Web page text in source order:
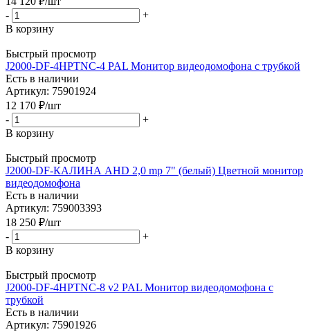
-
+
В корзину
Быстрый просмотр
J2000-DF-4HPTNC-4 PAL Монитор видеодомофона с трубкой
Есть в наличии
Артикул: 75901924
12 170 ₽/шт
-
+
В корзину
Быстрый просмотр
J2000-DF-КАЛИНА AHD 2,0 mp 7" (белый) Цветной монитор
видеодомофона
Есть в наличии
Артикул: 759003393
18 250 ₽/шт
-
+
В корзину
Быстрый просмотр
J2000-DF-4HPTNC-8 v2 PAL Монитор видеодомофона с
трубкой
Есть в наличии
Артикул: 75901926